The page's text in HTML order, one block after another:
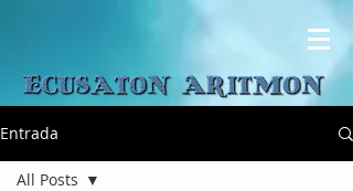
Entrada
All Posts